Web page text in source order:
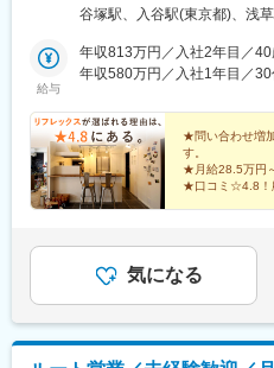
台東区千束2丁目19-2 1F※受
み）＼U・Iターン支援あり／
の半額会社負担）などの手厚
谷塚駅、入谷駅(東京都)、浅
給与
年収813万円／入社2年目／
年収580万円／入社1年目／
★問い合わせ増
す。
★月給28.5万円
★口コミ☆4.8！
気になる